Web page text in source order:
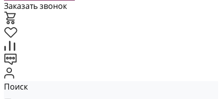
Заказать звонок
Поиск